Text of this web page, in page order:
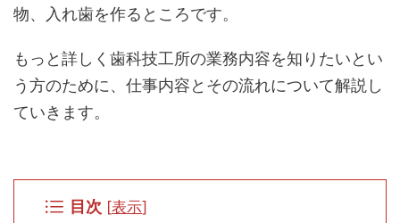
物、入れ歯を作るところです。
もっと詳しく歯科技工所の業務内容を知りたいとい
う方のために、仕事内容とその流れについて解説し
ていきます。
目次 [表示]